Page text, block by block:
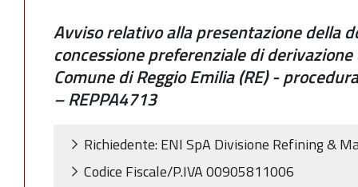
Avviso relativo alla presentazione della
concessione preferenziale di
Comune di Reggio Emilia (RE) -
– REPPA4713
Richiedente: ENI SpA Divisione Refining &
Codice Fiscale/P.IVA 00905811006